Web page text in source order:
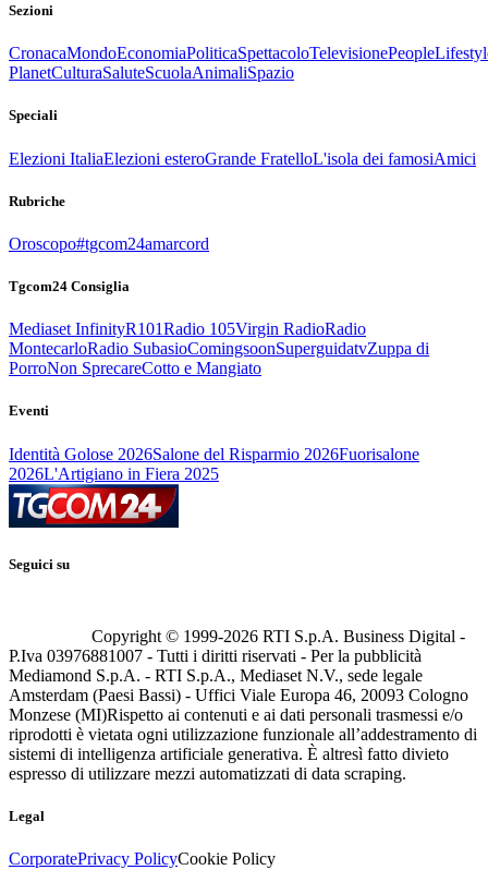
Sezioni
CronacaMondoEconomiaPoliticaSpettacoloTelevisionePeople
PlanetCulturaSaluteScuolaAnimaliSpazio
Speciali
Elezioni ItaliaElezioni esteroGrande FratelloL'isola dei famosiAmici
Rubriche
Oroscopo#tgcom24amarcord
Tgcom24 Consiglia
Mediaset InfinityR101Radio 105Virgin RadioRadio
MontecarloRadio SubasioComingsoonSuperguidatvZuppa di
PorroNon SprecareCotto e Mangiato
Eventi
Identità Golose 2026Salone del Risparmio 2026Fuorisalone
2026L'Artigiano in Fiera 2025
Seguici su
Copyright © 1999-2026 RTI S.p.A. Business Digital -
P.Iva 03976881007 - Tutti i diritti riservati - Per la pubblicità
Mediamond S.p.A. - RTI S.p.A., Mediaset N.V., sede legale
Amsterdam (Paesi Bassi) - Uffici Viale Europa 46, 20093 Cologno
Monzese (MI)Rispetto ai contenuti e ai dati personali trasmessi e/o
riprodotti è vietata ogni utilizzazione funzionale all’addestramento di
sistemi di intelligenza artificiale generativa. È altresì fatto divieto
espresso di utilizzare mezzi automatizzati di data scraping.
Legal
CorporatePrivacy PolicyCookie Policy